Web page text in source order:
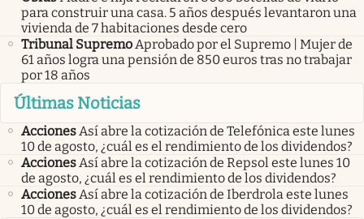
para construir una casa. 5 años después levantaron una
vivienda de 7 habitaciones desde cero
Tribunal Supremo Aprobado por el Supremo | Mujer de
61 años logra una pensión de 850 euros tras no trabajar
por 18 años
Últimas Noticias
AccionesAsí abre la cotización de Telefónica este lunes
10 de agosto, ¿cuál es el rendimiento de los dividendos?
AccionesAsí abre la cotización de Repsol este lunes 10
de agosto, ¿cuál es el rendimiento de los dividendos?
AccionesAsí abre la cotización de Iberdrola este lunes
10 de agosto, ¿cuál es el rendimiento de los dividendos?